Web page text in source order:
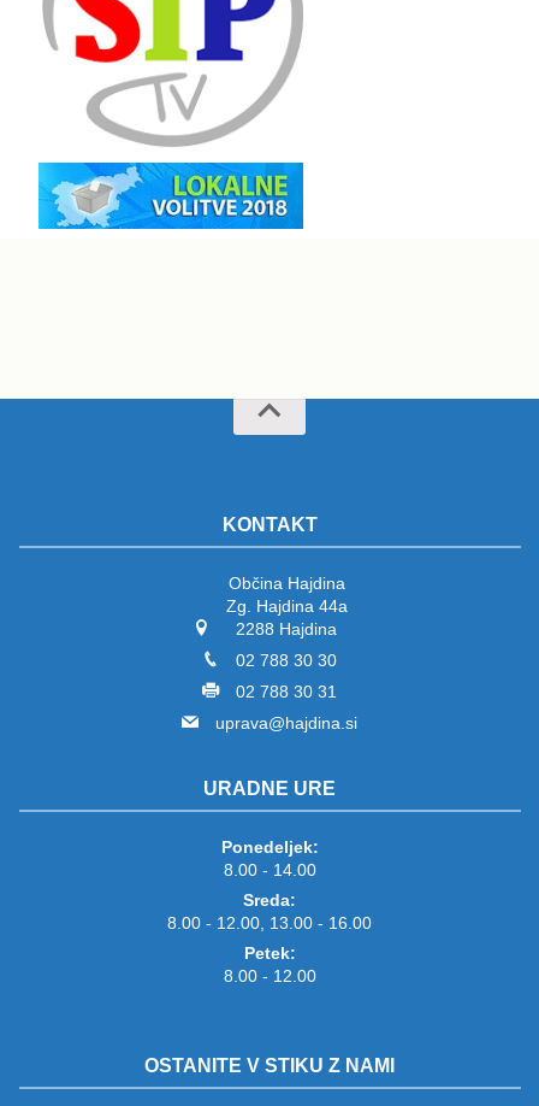
KONTAKT
Občina Hajdina
Zg. Hajdina 44a
2288 Hajdina
02 788 30 30
02 788 30 31
uprava@hajdina.si
URADNE URE
Ponedeljek:
8.00 - 14.00
Sreda:
8.00 - 12.00, 13.00 - 16.00
Petek:
8.00 - 12.00
OSTANITE V STIKU Z NAMI